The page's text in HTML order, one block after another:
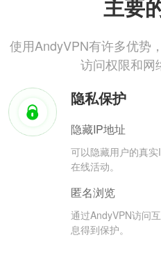
主要
使用AndyVPN有许多优势
访问权限和网
隐私保护
隐藏IP地址
可以隐藏用户的真
在线活动。
匿名浏览
通过AndyVPN访问
息得到保护。